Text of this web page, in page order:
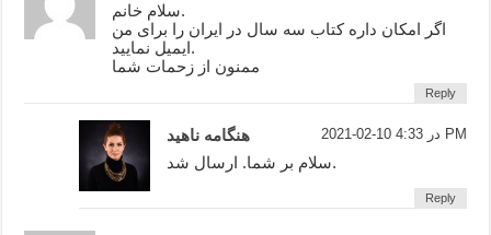
سلام خانم.
اگر امکان داره کتاب سه سال در ایران را برای من
ایمیل نمایید.
ممنون از زحمات شما
Reply
هنگامه ناهید 2021-02-10 در 4:33 PM
سلام بر شما. ارسال شد.
Reply